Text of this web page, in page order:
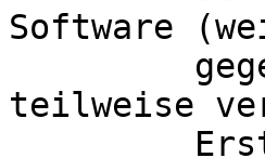
Software
teilweise